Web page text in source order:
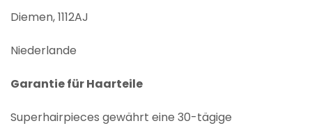
Diemen, 1112AJ
Niederlande
Garantie für Haarteile
Superhairpieces gewährt eine 30-tägige